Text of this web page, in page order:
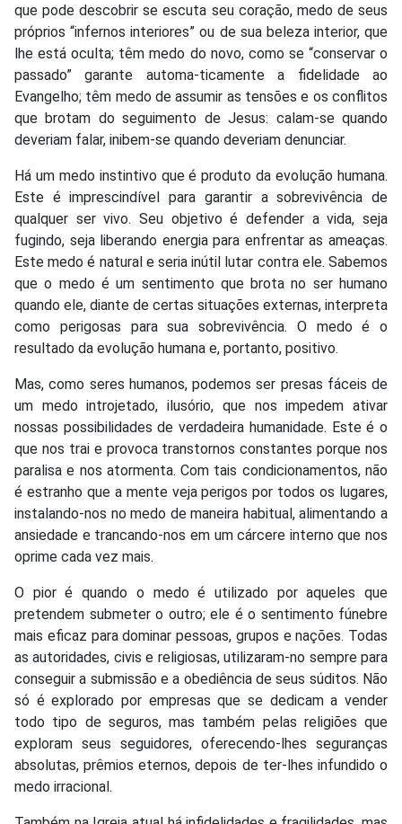
que pode descobrir se escuta seu coração, medo de seus
próprios “infernos interiores” ou de sua beleza interior, que
lhe está oculta; têm medo do novo, como se “conservar o
passado” garante automa-ticamente a fidelidade ao
Evangelho; têm medo de assumir as tensões e os conflitos
que brotam do seguimento de Jesus: calam-se quando
deveriam falar, inibem-se quando deveriam denunciar.
Há um medo instintivo que é produto da evolução humana.
Este é imprescindível para garantir a sobrevivência de
qualquer ser vivo. Seu objetivo é defender a vida, seja
fugindo, seja liberando energia para enfrentar as ameaças.
Este medo é natural e seria inútil lutar contra ele. Sabemos
que o medo é um sentimento que brota no ser humano
quando ele, diante de certas situações externas, interpreta
como perigosas para sua sobrevivência. O medo é o
resultado da evolução humana e, portanto, positivo.
Mas, como seres humanos, podemos ser presas fáceis de
um medo introjetado, ilusório, que nos impedem ativar
nossas possibilidades de verdadeira humanidade. Este é o
que nos trai e provoca transtornos constantes porque nos
paralisa e nos atormenta. Com tais condicionamentos, não
é estranho que a mente veja perigos por todos os lugares,
instalando-nos no medo de maneira habitual, alimentando a
ansiedade e trancando-nos em um cárcere interno que nos
oprime cada vez mais.
O pior é quando o medo é utilizado por aqueles que
pretendem submeter o outro; ele é o sentimento fúnebre
mais eficaz para dominar pessoas, grupos e nações. Todas
as autoridades, civis e religiosas, utilizaram-no sempre para
conseguir a submissão e a obediência de seus súditos. Não
só é explorado por empresas que se dedicam a vender
todo tipo de seguros, mas também pelas religiões que
exploram seus seguidores, oferecendo-lhes seguranças
absolutas, prêmios eternos, depois de ter-lhes infundido o
medo irracional.